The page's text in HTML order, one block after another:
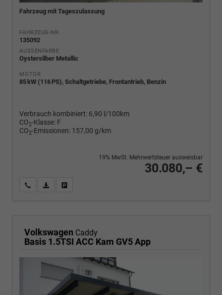
Fahrzeug mit Tageszulassung
FAHRZEUG-NR.
135092
AUSSENFARBE
Oystersilber Metallic
MOTOR
85 kW (116 PS), Schaltgetriebe, Frontantrieb, Benzin
Verbrauch kombiniert: 6,90 l/100km
CO2-Klasse: F
CO2-Emissionen: 157,00 g/km
30.080,– €
19% MwSt. Mehrwertsteuer ausweisbar
Wir rufen Sie anPDF-Fahrzeugexposé drucken
Volkswagen Caddy
Basis 1.5TSI ACC Kam GV5 App